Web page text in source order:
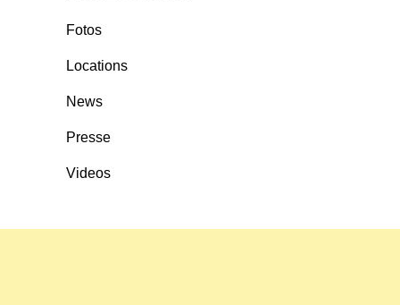
Fotos
Locations
News
Presse
Videos